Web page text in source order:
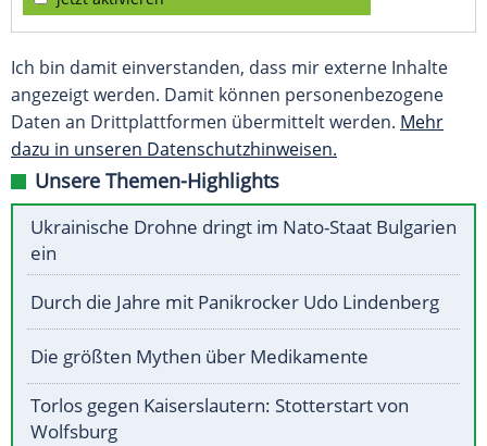
Ich bin damit einverstanden, dass mir externe Inhalte
angezeigt werden. Damit können personenbezogene
Daten an Drittplattformen übermittelt werden. Mehr
dazu in unseren Datenschutzhinweisen.
Unsere Themen-Highlights
Ukrainische Drohne dringt im Nato-Staat Bulgarien
ein
Durch die Jahre mit Panikrocker Udo Lindenberg
Die größten Mythen über Medikamente
Torlos gegen Kaiserslautern: Stotterstart von
Wolfsburg